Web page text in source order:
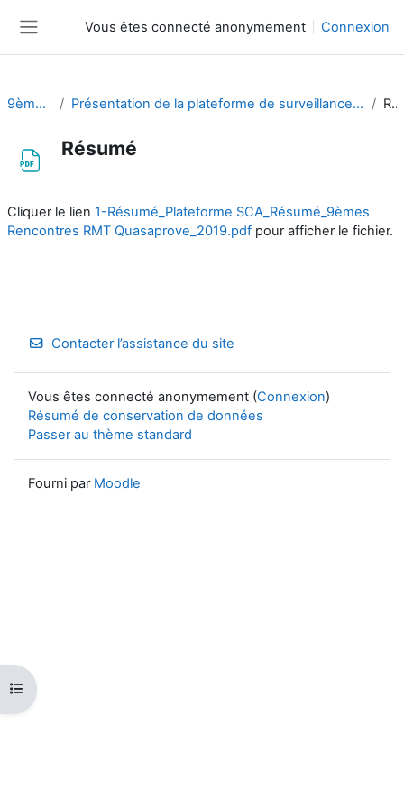
Vous êtes connecté anonymement Connexion
Ouvrir l’index du cours
9èmes rencontres Présentation de la plateforme de surveillance de la chaîne alimentaire et de son groupe de suivi "Contaminants chimiques" Résumé
Résumé
Cliquer le lien 1-Résumé_Plateforme SCA_Résumé_9èmes
Rencontres RMT Quasaprove_2019.pdf pour afficher le fichier.
Contacter l’assistance du site
Vous êtes connecté anonymement (Connexion)
Résumé de conservation de données
Passer au thème standard
Fourni par Moodle